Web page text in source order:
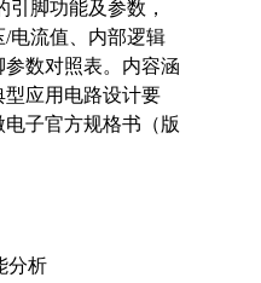
引脚功能及参数，
电流值、内部逻辑
数对照表。内容涵
应用电路设计要
子官方规格书（版
分析